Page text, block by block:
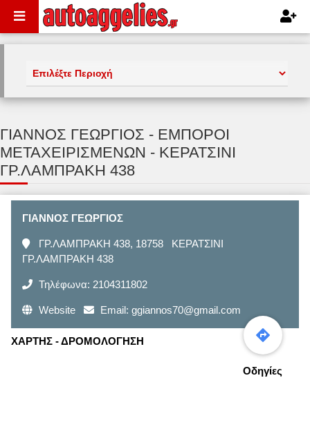
ΓΙΑΝΝΟΣ ΓΕΩΡΓΙΟΣ - ΕΜΠΟΡΟΙ
ΜΕΤΑΧΕΙΡΙΣΜΕΝΩΝ - ΚΕΡΑΤΣΙΝΙ
ΓΡ.ΛΑΜΠΡΑΚΗ 438
ΓΙΑΝΝΟΣ ΓΕΩΡΓΙΟΣ
ΓΡ.ΛΑΜΠΡΑΚΗ 438, 18758 ΚΕΡΑΤΣΙΝΙ
ΓΡ.ΛΑΜΠΡΑΚΗ 438
Τηλέφωνα: 2104311802
Website Email: ggiannos70@gmail.com
ΧΑΡΤΗΣ - ΔΡΟΜΟΛΟΓΗΣΗ
Οδηγίες